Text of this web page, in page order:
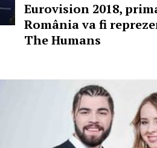
Eurovision 2018,
România va fi
The Humans